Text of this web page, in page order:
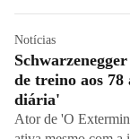
Notícias
de treino aos
diária'
Ator de 'O